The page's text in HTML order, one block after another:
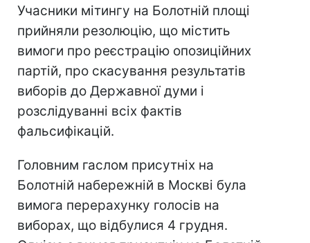
Учасники мітингу на Болотній площі
прийняли резолюцію, що містить
вимоги про реєстрацію опозиційних
партій, про скасування результатів
виборів до Державної думи і
розслідуванні всіх фактів
фальсифікацій.
Головним гаслом присутніх на
Болотній набережній в Москві була
вимога перерахунку голосів на
виборах, що відбулися 4 грудня.